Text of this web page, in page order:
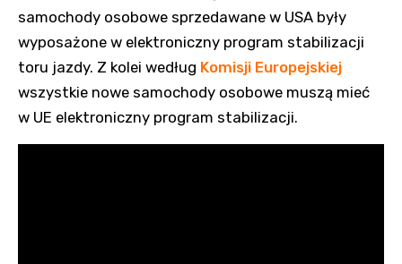
samochody osobowe sprzedawane w USA były
wyposażone w elektroniczny program stabilizacji
toru jazdy. Z kolei według Komisji Europejskiej
wszystkie nowe samochody osobowe muszą mieć
w UE elektroniczny program stabilizacji.